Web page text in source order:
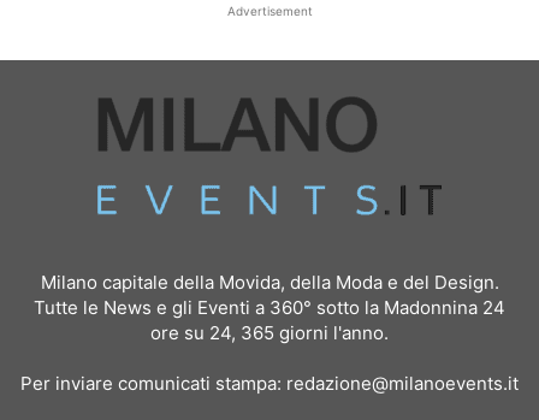
Advertisement
Milano capitale della Movida, della Moda e del Design.
Tutte le News e gli Eventi a 360° sotto la Madonnina 24
ore su 24, 365 giorni l'anno.
Per inviare comunicati stampa: redazione@milanoevents.it